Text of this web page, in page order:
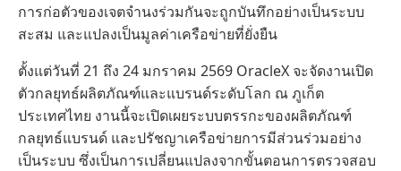
การก่อตัวของเจตจำนงร่วมกันจะถูกบันทึกอย่างเป็นระบบ
สะสม และแปลงเป็นมูลค่าเครือข่ายที่ยั่งยืน
ตั้งแต่วันที่ 21 ถึง 24 มกราคม 2569 OracleX จะจัดงานเปิด
ตัวกลยุทธ์ผลิตภัณฑ์และแบรนด์ระดับโลก ณ ภูเก็ต
ประเทศไทย งานนี้จะเปิดเผยระบบตรรกะของผลิตภัณฑ์
กลยุทธ์แบรนด์ และปรัชญาเครือข่ายการมีส่วนร่วมอย่าง
เป็นระบบ ซึ่งเป็นการเปลี่ยนแปลงจากขั้นตอนการตรวจสอบ